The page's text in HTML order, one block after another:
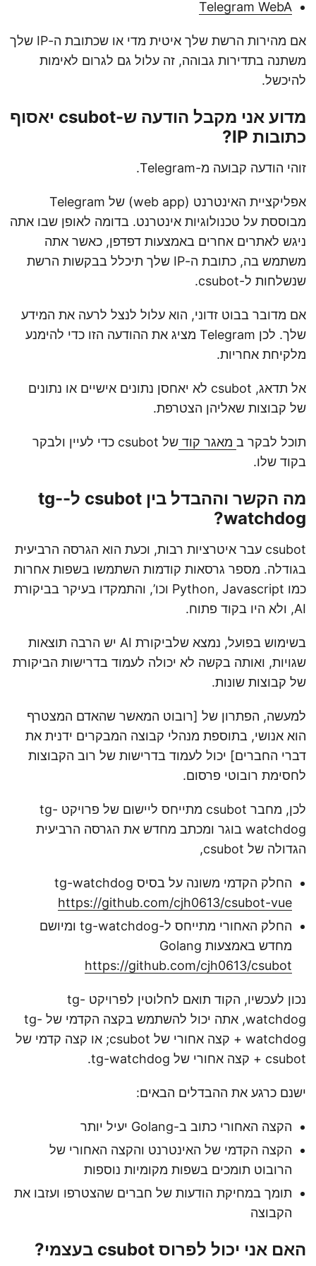
Telegram WebA
אם מהירות הרשת שלך איטית מדי או שכתובת ה-IP שלך
משתנה בתדירות גבוהה, זה עלול גם לגרום לאימות
להיכשל.
מדוע אני מקבל הודעה ש-csubot יאסוף
כתובות IP?
זוהי הודעה קבועה מ-Telegram.
אפליקציית האינטרנט (web app) של Telegram
מבוססת על טכנולוגיות אינטרנט. בדומה לאופן שבו אתה
ניגש לאתרים אחרים באמצעות דפדפן, כאשר אתה
משתמש בה, כתובת ה-IP שלך תיכלל בבקשות הרשת
שנשלחות ל-csubot.
אם מדובר בבוט זדוני, הוא עלול לנצל לרעה את המידע
שלך. לכן Telegram מציג את ההודעה הזו כדי להימנע
מלקיחת אחריות.
אל תדאג, csubot לא יאחסן נתונים אישיים או נתונים
של קבוצות שאליהן הצטרפת.
תוכל לבקר ב מאגר קוד
של csubot כדי לעיין ולבקר
בקוד שלו.
מה הקשר וההבדל בין csubot ל-tg-
watchdog?
csubot עבר איטרציות רבות, וכעת הוא הגרסה הרביעית
בגודלה. מספר גרסאות קודמות השתמשו בשפות אחרות
כמו Python, Javascript וכו’, והתמקדו בעיקר בביקורת
AI, ולא היו בקוד פתוח.
בשימוש בפועל, נמצא שלביקורת AI יש הרבה תוצאות
שגויות, ואותה בקשה לא יכולה לעמוד בדרישות הביקורת
של קבוצות שונות.
למעשה, הפתרון של [רובוט המאשר שהאדם המצטרף
הוא אנושי, בתוספת מנהלי קבוצה המבקרים ידנית את
דברי החברים] יכול לעמוד בדרישות של רוב הקבוצות
לחסימת רובוטי פרסום.
לכן, מחבר csubot מתייחס ליישום של פרויקט tg-
watchdog בוגר ומכתב מחדש את הגרסה הרביעית
הגדולה של csubot,
החלק הקדמי משונה על בסיס tg-watchdog
https://github.com/cjh0613/csubot-vue
החלק האחורי מתייחס ל-tg-watchdog ומיושם
מחדש באמצעות Golang
https://github.com/cjh0613/csubot
נכון לעכשיו, הקוד תואם לחלוטין לפרויקט tg-
watchdog, אתה יכול להשתמש בקצה הקדמי של tg-
watchdog + קצה אחורי של csubot; או קצה קדמי של
csubot + קצה אחורי של tg-watchdog.
ישנם כרגע את ההבדלים הבאים:
הקצה האחורי כתוב ב-Golang יעיל יותר
הקצה הקדמי של האינטרנט והקצה האחורי של
הרובוט תומכים בשפות מקומיות נוספות
תומך במחיקת הודעות של חברים שהצטרפו ועזבו את
הקבוצה
האם אני יכול לפרוס csubot בעצמי?